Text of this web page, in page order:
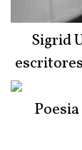
Sigrid